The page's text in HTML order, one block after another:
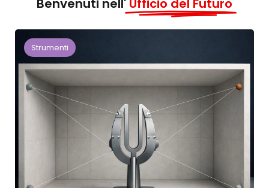
Benvenuti nell' Ufficio del Futuro
Strumenti